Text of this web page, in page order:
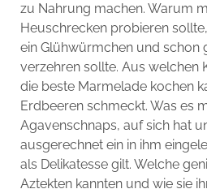
zu Nahrung machen. Warum
Heuschrecken probieren
ein Glühwürmchen und schon
verzehren sollte. Aus welchen
die beste Marmelade kochen
Erdbeeren schmeckt. Was es
Agavenschnaps, auf sich hat
ausgerechnet ein in ihm
als Delikatesse gilt. Welche
Aztekten kannten und wie sie